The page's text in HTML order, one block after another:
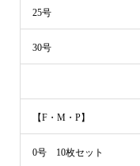
25号
30号
【F・M・P】
0号 10枚セット